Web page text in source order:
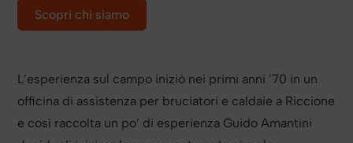
Scopri chi siamo
L’esperienza sul campo iniziò nei primi anni ’70 in un
officina di assistenza per bruciatori e caldaie a Riccione
e così raccolta un po’ di esperienza Guido Amantini